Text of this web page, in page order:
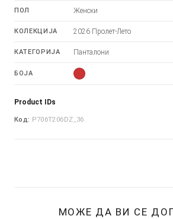
ПОЛ Женски
КОЛЕКЦИЈА 2026 Пролет-Лето
КАТЕГОРИЈА Панталони
БОЈА
Product IDs
Код: P706T206DZ_36
МОЖЕ ДА ВИ СЕ